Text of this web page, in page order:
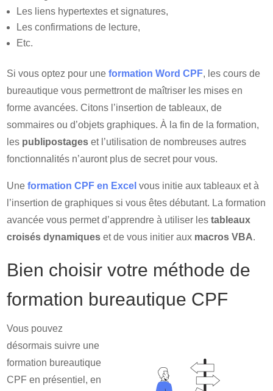
Les liens hypertextes et signatures,
Les confirmations de lecture,
Etc.
Si vous optez pour uneformation Word CPF, les cours de
bureautique vous permettront de maîtriser les mises en
forme avancées. Citons l’insertion de tableaux, de
sommaires ou d’objets graphiques. À la fin de la formation,
les publipostages et l’utilisation de nombreuses autres
fonctionnalités n’auront plus de secret pour vous.
Uneformation CPF en Excel vous initie aux tableaux et à
l’insertion de graphiques si vous êtes débutant. La formation
avancée vous permet d’apprendre à utiliser lestableaux
croisés dynamiques et de vous initier aux macros VBA.
Bien choisir votre méthode de
formation bureautique CPF
Vous pouvez
désormais suivre une
formation bureautique
CPF en présentiel, en